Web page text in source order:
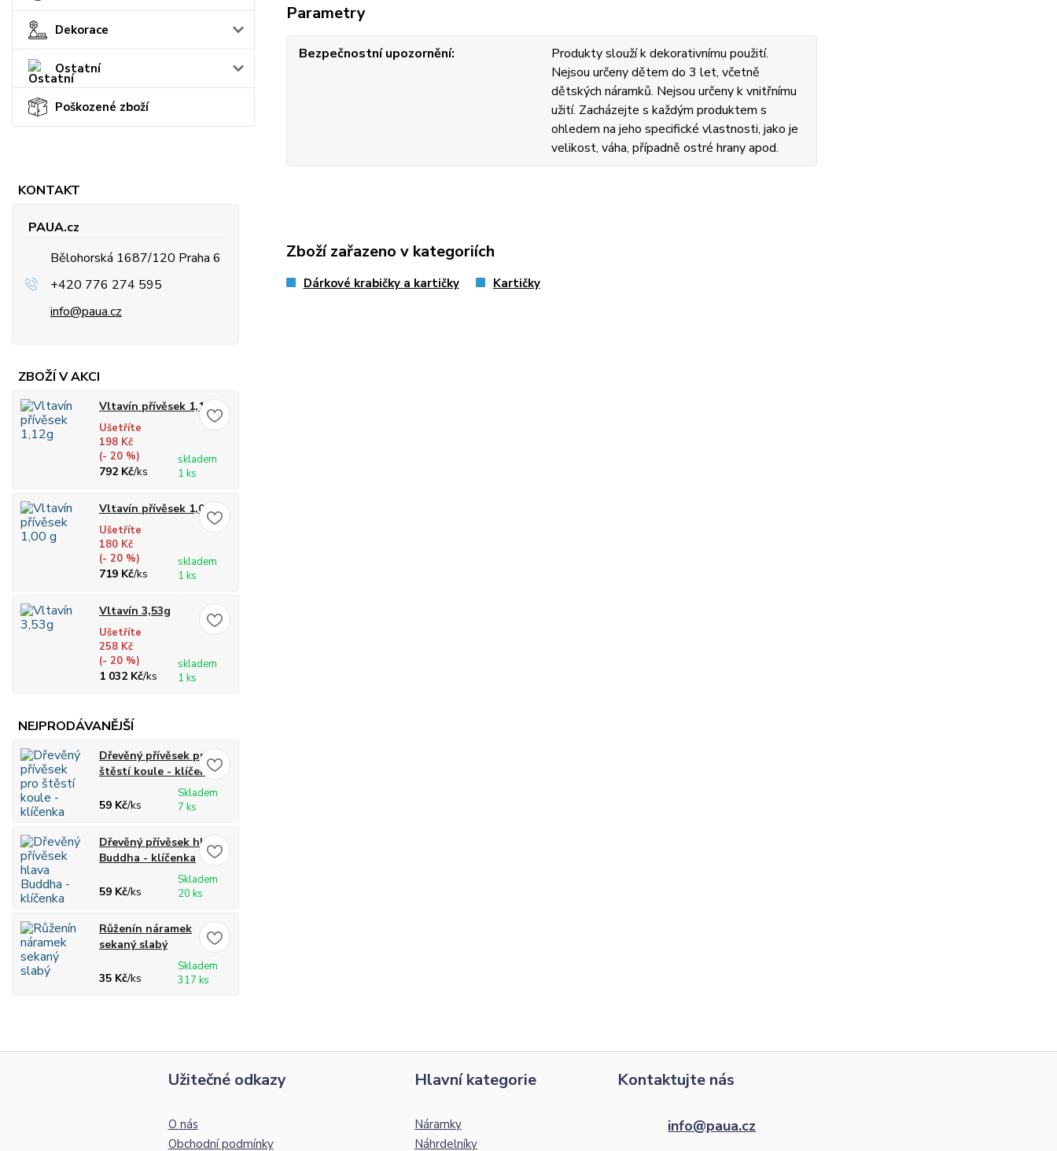
Dekorace
Ostatní
Poškozené zboží
KONTAKT
PAUA.cz
Bělohorská 1687/120 Praha 6
+420 776 274 595
info@paua.cz
ZBOŽÍ V AKCI
Vltavín přívěsek 1,12g
Ušetříte
198 Kč
(- 20 %)
792 Kč/ks
skladem
1 ks
Vltavín přívěsek 1,00 g
Ušetříte
180 Kč
(- 20 %)
719 Kč/ks
skladem
1 ks
Vltavín 3,53g
Ušetříte
258 Kč
(- 20 %)
1 032 Kč/ks
skladem
1 ks
NEJPRODÁVANĚJŠÍ
Dřevěný přívěsek pro
štěstí koule - klíčenka
59 Kč/ks
Skladem
7 ks
Dřevěný přívěsek hlava
Buddha - klíčenka
59 Kč/ks
Skladem
20 ks
Růženín náramek
sekaný slabý
35 Kč/ks
Skladem
317 ks
Parametry
Bezpečnostní upozornění
Produkty slouží k dekorativnímu použití.
Nejsou určeny dětem do 3 let, včetně
dětských náramků. Nejsou určeny k vnitřnímu
užití. Zacházejte s každým produktem s
ohledem na jeho specifické vlastnosti, jako je
velikost, váha, případně ostré hrany apod.
Zboží zařazeno v kategoriích
Dárkové krabičky a kartičky Kartičky
Užitečné odkazy
O nás
Obchodní podmínky
Hlavní kategorie
Náramky
Náhrdelníky
Kontaktujte nás
info@paua.cz